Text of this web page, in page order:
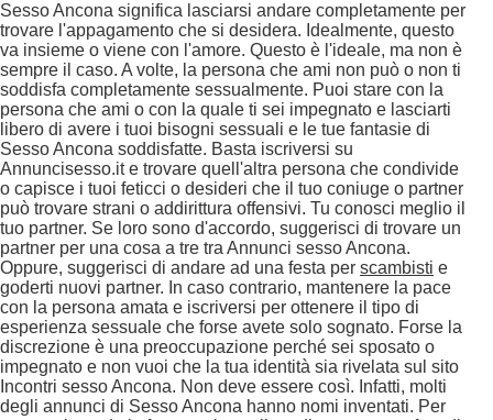
Sesso Ancona significa lasciarsi andare completamente per
trovare l'appagamento che si desidera. Idealmente, questo
va insieme o viene con l'amore. Questo è l'ideale, ma non è
sempre il caso. A volte, la persona che ami non può o non ti
soddisfa completamente sessualmente. Puoi stare con la
persona che ami o con la quale ti sei impegnato e lasciarti
libero di avere i tuoi bisogni sessuali e le tue fantasie di
Sesso Ancona soddisfatte. Basta iscriversi su
Annuncisesso.it e trovare quell'altra persona che condivide
o capisce i tuoi feticci o desideri che il tuo coniuge o partner
può trovare strani o addirittura offensivi. Tu conosci meglio il
tuo partner. Se loro sono d'accordo, suggerisci di trovare un
partner per una cosa a tre tra Annunci sesso Ancona.
Oppure, suggerisci di andare ad una festa per scambisti e
goderti nuovi partner. In caso contrario, mantenere la pace
con la persona amata e iscriversi per ottenere il tipo di
esperienza sessuale che forse avete solo sognato. Forse la
discrezione è una preoccupazione perché sei sposato o
impegnato e non vuoi che la tua identità sia rivelata sul sito
Incontri sesso Ancona. Non deve essere così. Infatti, molti
degli annunci di Sesso Ancona hanno nomi inventati. Per